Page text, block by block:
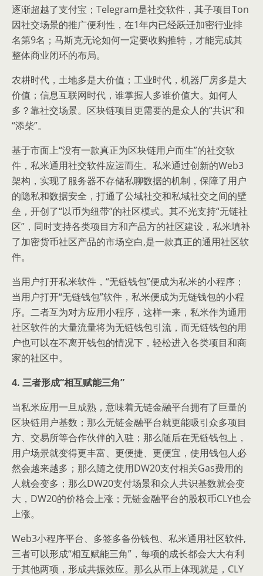
逐渐超越了支付宝；Telegram是社交软件，其子项目Ton
因社交场景的推广便利性，在1年内已经跃迁加密行业排
名第9名；马斯克无论如何一定要收购推特，才能完成其
整体商业闭环的布局。
农耕时代，土地多是大价值；工业时代，机器厂房多是大
价值；信息互联网时代，谁掌握人多谁价值大。如何人
多？靠社交场景。区块链项目更需要的是众人的“共识”和
“添柴”。
基于市面上“没有一款真正为区块链用户而生”的社交软
件，私米通用社交软件应运而生。私米通过创新的Web3
架构，实现了服务器不存储私聊数据的机制，保障了用户
的隐私和数据安全，打通了公域社交和私域社交之间的壁
垒，开创了“以币为纽带”的社区模式。其不光支持“无链社
区”，同时支持各类项目方和产品方的社区建设，私米填补
了加密货币社区产品的市场空白,是一款真正的通用社区软
件。
当用户打开私米软件，“无链钱包”便成为私米的小程序；
当用户打开“无链钱包”软件，私米便成为无链钱包的小程
序。二者互为对方应用小程序，这样一来，私米作为通用
社区软件的大量流量将为无链钱包引流，而无链钱包的用
户也可以在不离开钱包的情况下，轻松进入各类项目和商
家的社区中。
4. 三者形成“相互赋能三角”
当私米应用一旦成熟，意味着无链金融平台拥有了巨量的
区块链用户基数；那么无链金融平台就更能吸引众多项目
方、交易所等合作伙伴的入驻；那么随后在无链钱包上，
用户场景就变得更丰富、更便捷、更便宜，使用钱包人必
然会越来越多；那么随之使用DW20支付相关Gas费用的
人就会变多；那么DW20支付场景和众人共识基数就会变
大，DW20的价格会上涨；无链金融平台的股权币CLY也会
上涨。
Web3小程序平台、多签多备份钱包、私米通用社区软件,
三者可以形成“相互赋能三角”，每项的成长都会大大有利
于其他两项，形成共振效应。那么从币上体现就是，CLY